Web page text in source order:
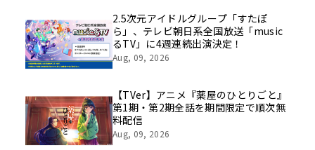
像を公開！
2.5次元アイドルグループ「すたぽ
ら」、テレビ朝日系全国放送「music
るTV」に4週連続出演決定！
Aug, 09, 2026
【TVer】アニメ『薬屋のひとりごと』
第1期・第2期全話を期間限定で順次無
料配信
Aug, 09, 2026